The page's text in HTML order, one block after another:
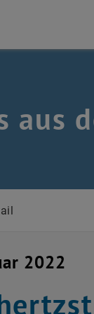
auflisten
aus
2022